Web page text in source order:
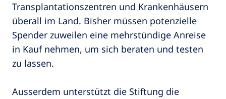
Transplantationszentren und Krankenhäusern
überall im Land. Bisher müssen potenzielle
Spender zuweilen eine mehrstündige Anreise
in Kauf nehmen, um sich beraten und testen
zu lassen.
Ausserdem unterstützt die Stiftung die